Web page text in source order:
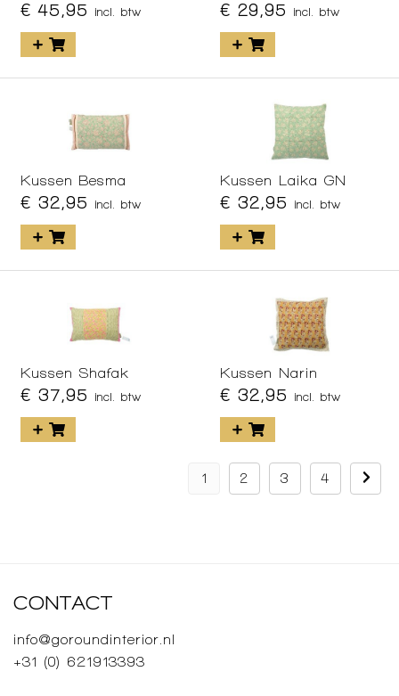
€ 45,95 incl. btw € 29,95 incl. btw
Kussen Besma
€ 32,95 incl. btw
Kussen Laika GN
€ 32,95 incl. btw
Kussen Shafak
€ 37,95 incl. btw
Kussen Narin
€ 32,95 incl. btw
1 2 3 4
CONTACT
info@goroundinterior.nl
+31 (0) 621913393